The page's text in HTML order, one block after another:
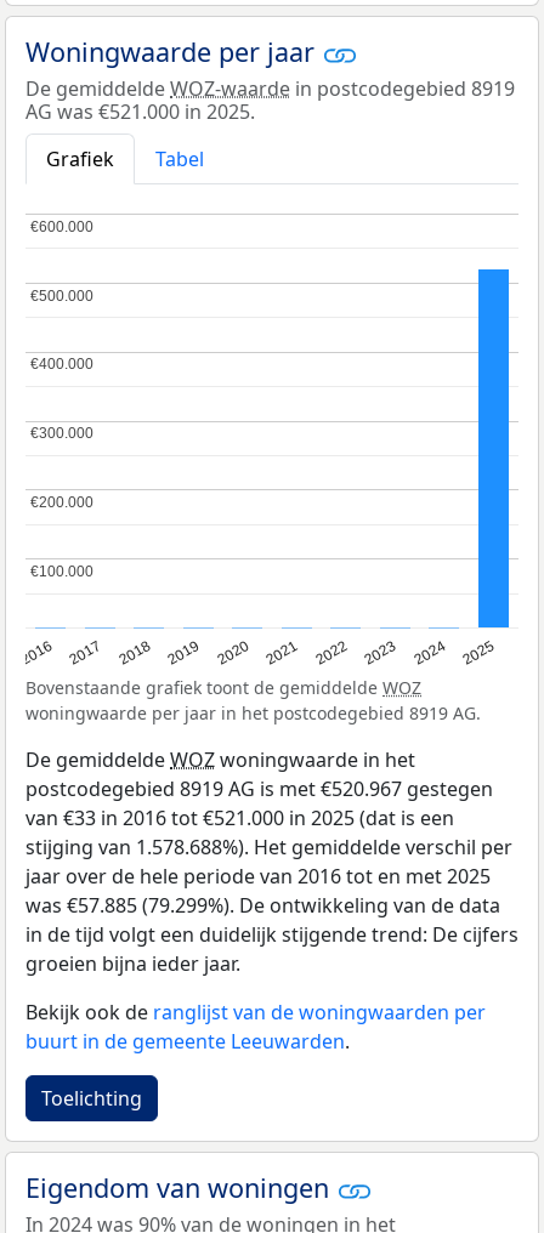
Woningwaarde per jaar
De gemiddeldeWOZ-waarde in postcodegebied 8919
AG was €521.000 in 2025.
Grafiek
Tabel
2016 2017 2018 2019 2020 2021 2022 2023 2024 2025
€100.000
€100.000
€200.000
€200.000
€300.000
€300.000
€400.000
€400.000
€500.000
€500.000
€600.000
€600.000
Bovenstaande grafiek toont de gemiddelde WOZ
woningwaarde per jaar in het postcodegebied 8919 AG.
De gemiddeldeWOZwoningwaarde in het
postcodegebied 8919 AG is met €520.967 gestegen
van €33 in 2016 tot €521.000 in 2025 (dat is een
stijging van 1.578.688%). Het gemiddelde verschil per
jaar over de hele periode van 2016 tot en met 2025
was €57.885 (79.299%). De ontwikkeling van de data
in de tijd volgt een duidelijk stijgende trend: De cijfers
groeien bijna ieder jaar.
Bekijk ook de ranglijst van de woningwaarden per
buurt in de gemeente Leeuwarden.
Toelichting
Eigendom van woningen
In 2024 was 90% van de woningen in het